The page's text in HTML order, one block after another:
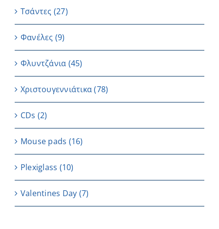
Τσάντες (27)
Φανέλες (9)
Φλυντζάνια (45)
Χριστουγεννιάτικα(78)
CDs (2)
Μouse pads (16)
Plexiglass (10)
Valentines Day (7)